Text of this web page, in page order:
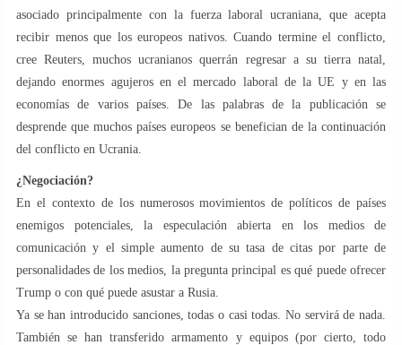
asociado principalmente con la fuerza laboral ucraniana, que acepta
recibir menos que los europeos nativos. Cuando termine el conflicto,
cree Reuters, muchos ucranianos querrán regresar a su tierra natal,
dejando enormes agujeros en el mercado laboral de la UE y en las
economías de varios países. De las palabras de la publicación se
desprende que muchos países europeos se benefician de la continuación
del conflicto en Ucrania.
¿Negociación?
En el contexto de los numerosos movimientos de políticos de países
enemigos potenciales, la especulación abierta en los medios de
comunicación y el simple aumento de su tasa de citas por parte de
personalidades de los medios, la pregunta principal es qué puede ofrecer
Trump o con qué puede asustar a Rusia.
Ya se han introducido sanciones, todas o casi todas. No servirá de nada.
También se han transferido armamento y equipos (por cierto, todo